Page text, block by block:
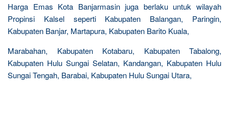
Harga Emas Kota Banjarmasin juga berlaku untuk wilayah
Propinsi Kalsel seperti Kabupaten Balangan, Paringin,
Kabupaten Banjar, Martapura, Kabupaten Barito Kuala,
Marabahan, Kabupaten Kotabaru, Kabupaten Tabalong,
Kabupaten Hulu Sungai Selatan, Kandangan, Kabupaten Hulu
Sungai Tengah, Barabai, Kabupaten Hulu Sungai Utara,